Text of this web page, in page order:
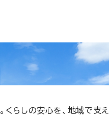
らしの安心を、地域で支